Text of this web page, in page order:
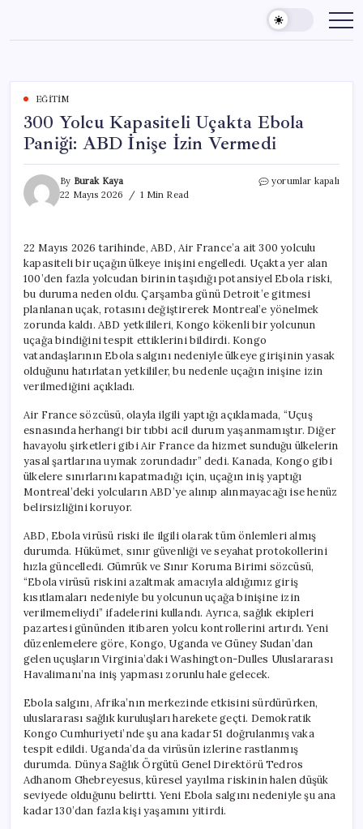
content
EĞITIM
300 Yolcu Kapasiteli Uçakta Ebola
Paniği: ABD İnişe İzin Vermedi
By Burak Kaya
22 Mayıs 2026
1 Min Read
300
Paniği:
ABD
İnişe
İzin
Vermedi
için
yorumlar kapalı
22 Mayıs 2026 tarihinde, ABD, Air France’a ait 300 yolculu
kapasiteli bir uçağın ülkeye inişini engelledi. Uçakta yer alan
100’den fazla yolcudan birinin taşıdığı potansiyel Ebola riski,
bu duruma neden oldu. Çarşamba günü Detroit’e gitmesi
planlanan uçak, rotasını değiştirerek Montreal’e yönelmek
zorunda kaldı. ABD yetkilileri, Kongo kökenli bir yolcunun
uçağa bindiğini tespit ettiklerini bildirdi. Kongo
vatandaşlarının Ebola salgını nedeniyle ülkeye girişinin yasak
olduğunu hatırlatan yetkililer, bu nedenle uçağın inişine izin
verilmediğini açıkladı.
Air France sözcüsü, olayla ilgili yaptığı açıklamada, “Uçuş
esnasında herhangi bir tıbbi acil durum yaşanmamıştır. Diğer
havayolu şirketleri gibi Air France da hizmet sunduğu ülkelerin
yasal şartlarına uymak zorundadır” dedi. Kanada, Kongo gibi
ülkelere sınırlarını kapatmadığı için, uçağın iniş yaptığı
Montreal’deki yolcuların ABD’ye alınıp alınmayacağı ise henüz
belirsizliğini koruyor.
ABD, Ebola virüsü riski ile ilgili olarak tüm önlemleri almış
durumda. Hükümet, sınır güvenliği ve seyahat protokollerini
hızla güncelledi. Gümrük ve Sınır Koruma Birimi sözcüsü,
“Ebola virüsü riskini azaltmak amacıyla aldığımız giriş
kısıtlamaları nedeniyle bu yolcunun uçağa binişine izin
verilmemeliydi” ifadelerini kullandı. Ayrıca, sağlık ekipleri
pazartesi gününden itibaren yolcu kontrollerini artırdı. Yeni
düzenlemelere göre, Kongo, Uganda ve Güney Sudan’dan
gelen uçuşların Virginia’daki Washington-Dulles Uluslararası
Havalimanı’na iniş yapması zorunlu hale gelecek.
Ebola salgını, Afrika’nın merkezinde etkisini sürdürürken,
uluslararası sağlık kuruluşları harekete geçti. Demokratik
Kongo Cumhuriyeti’nde şu ana kadar 51 doğrulanmış vaka
tespit edildi. Uganda’da da virüsün izlerine rastlanmış
durumda. Dünya Sağlık Örgütü Genel Direktörü Tedros
Adhanom Ghebreyesus, küresel yayılma riskinin halen düşük
seviyede olduğunu belirtti. Yeni Ebola salgını nedeniyle şu ana
kadar 130’dan fazla kişi yaşamını yitirdi.